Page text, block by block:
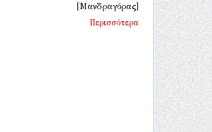
[Μανδραγόρας]
Περισσότερα